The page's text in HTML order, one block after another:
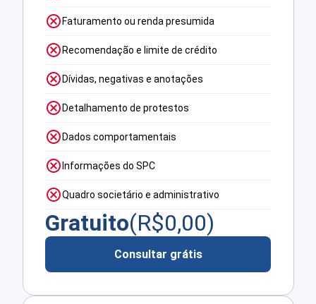
Faturamento ou renda presumida
Recomendação e limite de crédito
Dívidas, negativas e anotações
Detalhamento de protestos
Dados comportamentais
Informações do SPC
Quadro societário e administrativo
Gratuito(R$0,00)
Consultar grátis